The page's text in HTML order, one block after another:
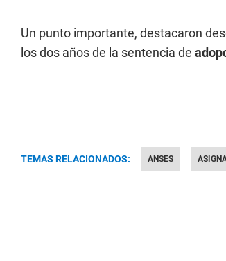
Un punto importante, destacaron
los dos años de la sentencia de
TEMAS RELACIONADOS: ANSES